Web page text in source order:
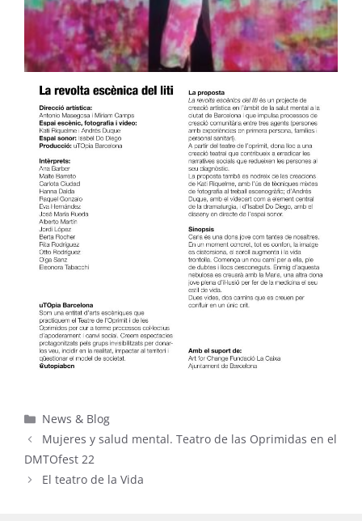
Categorías
News & Blog
Mujeres y salud mental. Teatro de las Oprimidas en el
DMTOfest 22
El teatro de la Vida